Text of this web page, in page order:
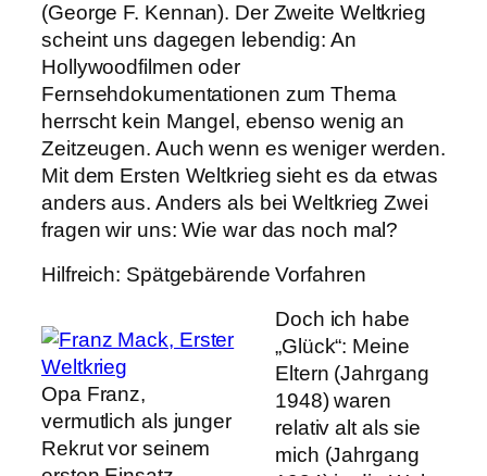
(George F. Kennan). Der Zweite Weltkrieg
scheint uns dagegen lebendig: An
Hollywoodfilmen oder
Fernsehdokumentationen zum Thema
herrscht kein Mangel, ebenso wenig an
Zeitzeugen. Auch wenn es weniger werden.
Mit dem Ersten Weltkrieg sieht es da etwas
anders aus. Anders als bei Weltkrieg Zwei
fragen wir uns: Wie war das noch mal?
Hilfreich: Spätgebärende Vorfahren
Opa Franz,
vermutlich als junger
Rekrut vor seinem
Doch ich habe
„Glück“: Meine
Eltern (Jahrgang
1948) waren
relativ alt als sie
mich (Jahrgang